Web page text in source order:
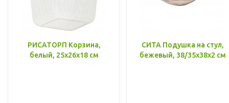
РИСАТОРП Корзина,
белый, 25x26x18 см
СИТА Подушка на стул,
бежевый, 38/35x38x2 см